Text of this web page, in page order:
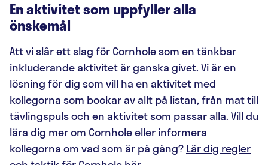
En aktivitet som uppfyller alla
önskemål
Att vi slår ett slag för Cornhole som en tänkbar
inkluderande aktivitet är ganska givet. Vi är en
lösning för dig som vill ha en aktivitet med
kollegorna som bockar av allt på listan, från mat till
tävlingspuls och en aktivitet som passar alla. Vill du
lära dig mer om Cornhole eller informera
kollegorna om vad som är på gång? Lär dig regler